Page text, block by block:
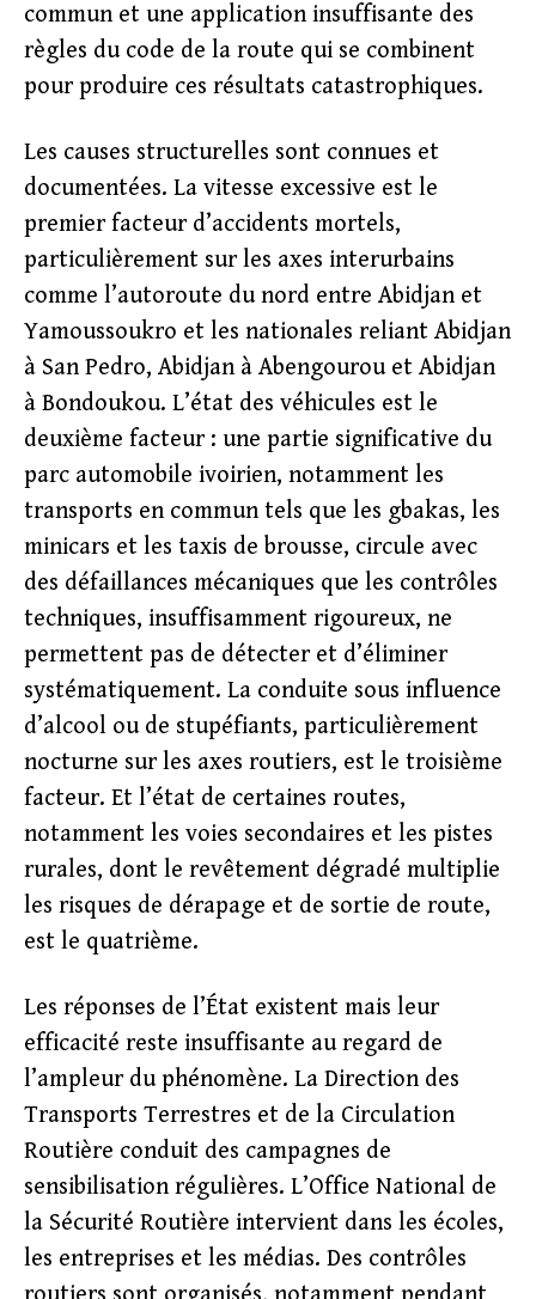
commun et une application insuffisante des
règles du code de la route qui se combinent
pour produire ces résultats catastrophiques.
Les causes structurelles sont connues et
documentées. La vitesse excessive est le
premier facteur d’accidents mortels,
particulièrement sur les axes interurbains
comme l’autoroute du nord entre Abidjan et
Yamoussoukro et les nationales reliant Abidjan
à San Pedro, Abidjan à Abengourou et Abidjan
à Bondoukou. L’état des véhicules est le
deuxième facteur : une partie significative du
parc automobile ivoirien, notamment les
transports en commun tels que les gbakas, les
minicars et les taxis de brousse, circule avec
des défaillances mécaniques que les contrôles
techniques, insuffisamment rigoureux, ne
permettent pas de détecter et d’éliminer
systématiquement. La conduite sous influence
d’alcool ou de stupéfiants, particulièrement
nocturne sur les axes routiers, est le troisième
facteur. Et l’état de certaines routes,
notamment les voies secondaires et les pistes
rurales, dont le revêtement dégradé multiplie
les risques de dérapage et de sortie de route,
est le quatrième.
Les réponses de l’État existent mais leur
efficacité reste insuffisante au regard de
l’ampleur du phénomène. La Direction des
Transports Terrestres et de la Circulation
Routière conduit des campagnes de
sensibilisation régulières. L’Office National de
la Sécurité Routière intervient dans les écoles,
les entreprises et les médias. Des contrôles